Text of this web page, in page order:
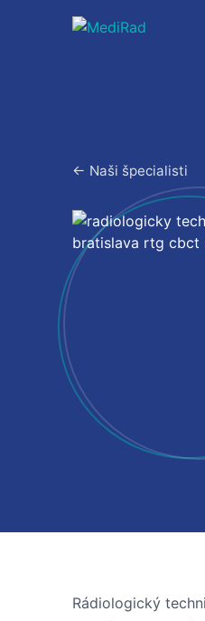
← Naši špecialisti
Rádiologický